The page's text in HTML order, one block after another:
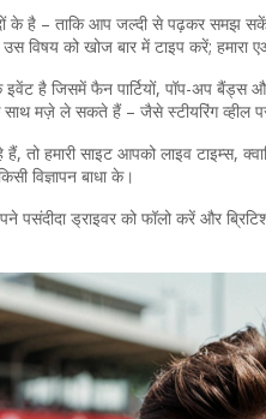
के है – ताकि आप जल्दी से पढ़कर समझ
उस विषय को खोज बार में टाइप करें;
इवेंट है जिसमें फैन पार्टियों, पॉप-अप बैंड्स
मज़े ले सकते हैं – जैसे स्टीयरिंग व्हील
तो हमारी साइट आपको लाइव टाइम्स,
विज्ञापन बाधा के।
ड्राइवर को फॉलो करें और